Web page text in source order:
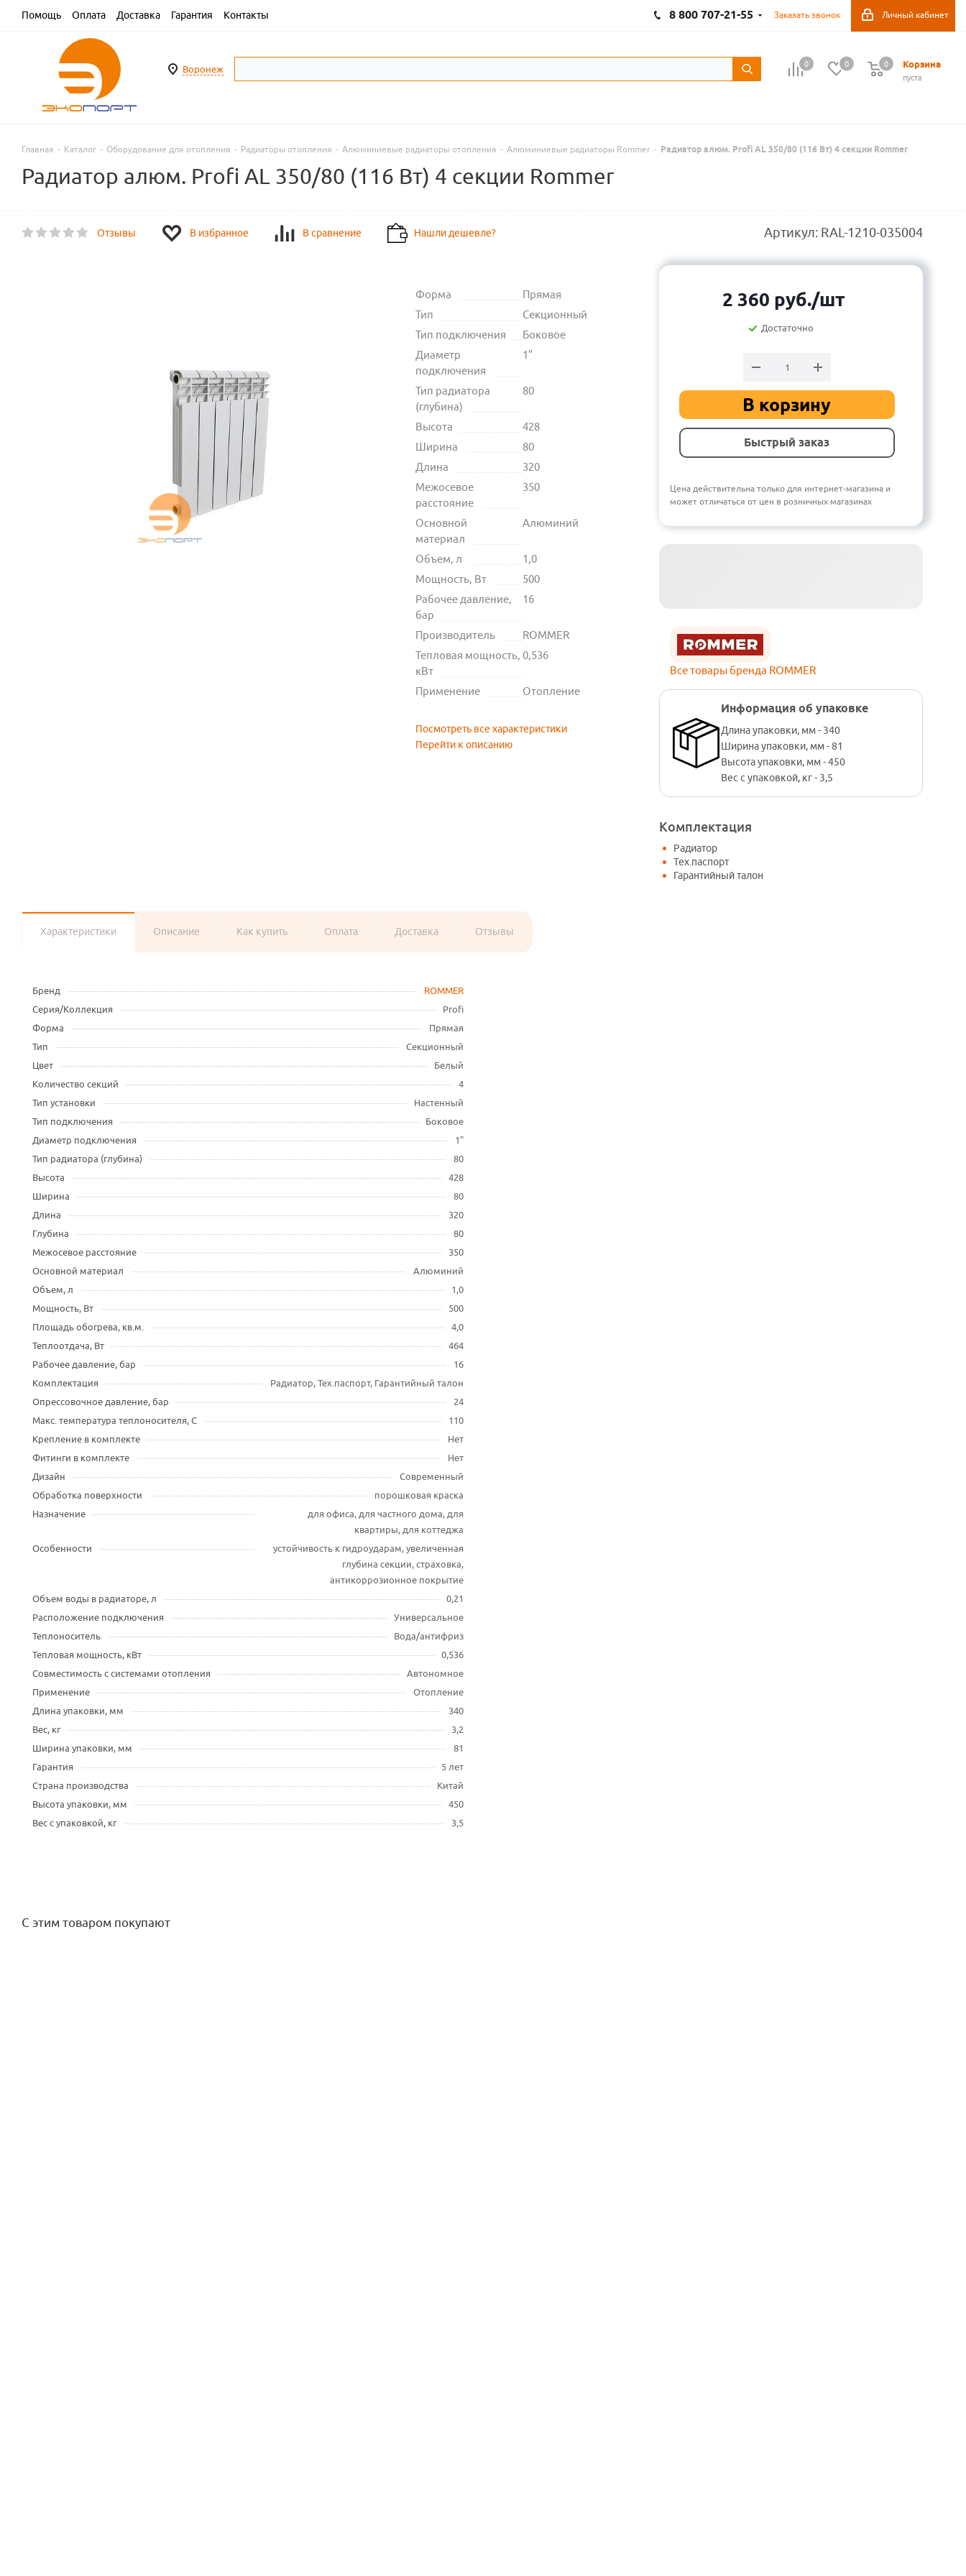
Помощь Оплата Доставка Гарантия Контакты Личный кабинет
8 800 707-21-55 Заказать звонок
Воронеж 0 0 Корзина
пуста
0
Главная - Каталог - Оборудование для отопления - Радиаторы отопления - Алюминиевые радиаторы отопления - Алюминиевые радиаторы Rommer - Радиатор алюм. Profi AL 350/80 (116 Вт) 4 секции Rommer
Радиатор алюм. Profi AL 350/80 (116 Вт) 4 секции Rommer
Отзывы В избранное В сравнение Нашли дешевле? Артикул: RAL-1210-035004
Форма
Прямая
Тип
Секционный
Тип подключения
Боковое
Диаметр
подключения
1"
Тип радиатора
(глубина)
80
Высота
428
Ширина
80
Длина
320
Межосевое
расстояние
350
Основной
материал
Алюминий
Объем, л
1,0
Мощность, Вт
500
Рабочее давление,
бар
16
Производитель
ROMMER
Тепловая мощность,
кВт
0,536
Применение Отопление
Посмотреть все характеристики
Перейти к описанию
2 360 руб./шт
Достаточно
В корзину
Быстрый заказ
Цена действительна только для интернет-магазина и
может отличаться от цен в розничных магазинах
Все товары бренда ROMMER
Информация об упаковке
Длина упаковки, мм - 340
Ширина упаковки, мм - 81
Высота упаковки, мм - 450
Вес с упаковкой, кг - 3,5
Комплектация
Радиатор
Тех.паспорт
Гарантийный талон
Характеристики Описание Как купить Оплата Доставка Отзывы
Бренд
ROMMER
Серия/Коллекция
Profi
Форма
Прямая
Тип
Секционный
Цвет
Белый
Количество секций
4
Тип установки
Настенный
Тип подключения
Боковое
Диаметр подключения
1"
Тип радиатора (глубина)
80
Высота
428
Ширина
80
Длина
320
Глубина
80
Межосевое расстояние
350
Основной материал
Алюминий
Объем, л
1,0
Мощность, Вт
500
Площадь обогрева, кв.м.
4,0
Теплоотдача, Вт
464
Рабочее давление, бар
16
Комплектация
Радиатор, Тех.паспорт, Гарантийный талон
Опрессовочное давление, бар
24
Макс. температура теплоносителя, С
110
Крепление в комплекте
Нет
Фитинги в комплекте
Нет
Дизайн
Современный
Обработка поверхности
порошковая краска
Назначение
для офиса, для частного дома, для
квартиры, для коттеджа
Особенности
устойчивость к гидроударам, увеличенная
глубина секции, страховка,
антикоррозионное покрытие
Объем воды в радиаторе, л
0,21
Расположение подключения
Универсальное
Теплоноситель
Вода/антифриз
Тепловая мощность, кВт
0,536
Совместимость с системами отопления
Автономное
Применение
Отопление
Длина упаковки, мм
340
Вес, кг
3,2
Ширина упаковки, мм
81
Гарантия
5 лет
Страна производства
Китай
Высота упаковки, мм
450
Вес с упаковкой, кг
3,5
С этим товаром покупают